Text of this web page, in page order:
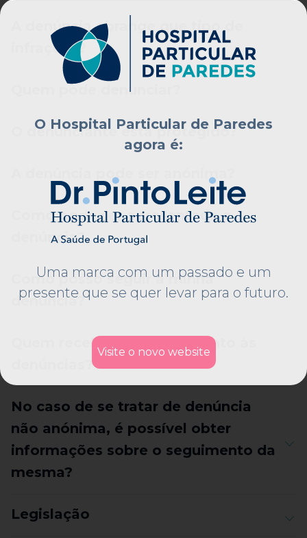
A denúncia abrange que tipo de
infrações?
Quem pode denunciar?
O denunciante está protegido?
A denúncia pode ser anónima?
Como pode ser apresentada a
denúncia?
Como posso seguir a minha
denúncia?
Quem recebe e dá seguimento às
denúncias?
No caso de se tratar de denúncia
não anónima, é possível obter
informações sobre o seguimento da
mesma?
Legislação
O Hospital Particular de Paredes
agora é:
Uma marca com um passado e um
presente que se quer levar para o futuro.
Visite o novo website